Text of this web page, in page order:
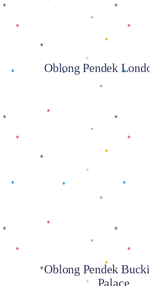
Oblong Pendek
Baca selengkapnya
Oblong Pendek
Palace